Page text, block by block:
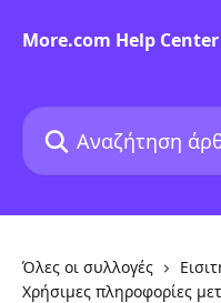
More.com Help Center
Αναζήτηση άρθρων...
Όλες οι συλλογές
Χρήσιμες πληροφορίες